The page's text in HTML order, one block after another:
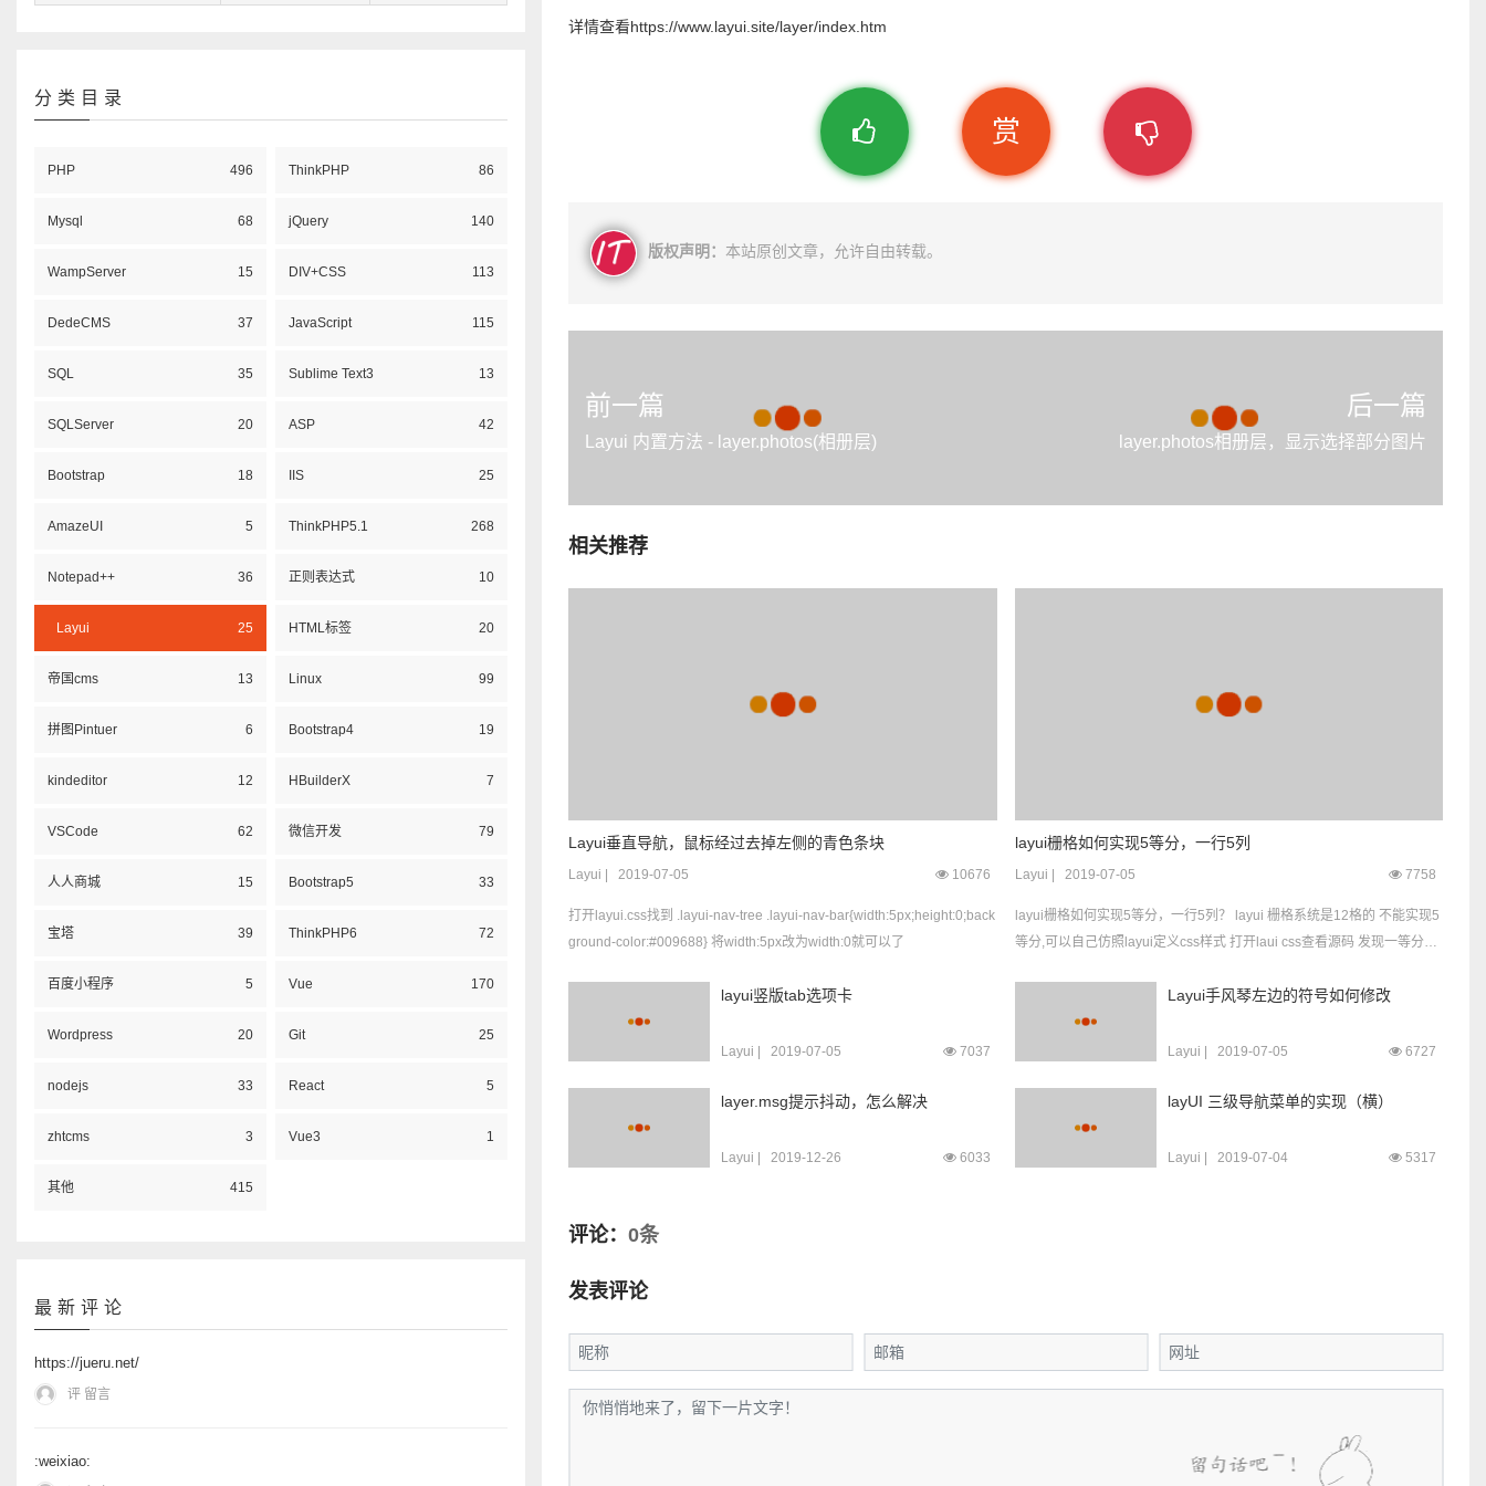
分类目录
PHP 496 ThinkPHP 86
Mysql 68 jQuery 140
WampServer 15 DIV+CSS 113
DedeCMS 37 JavaScript 115
SQL 35 Sublime Text3 13
SQLServer 20 ASP 42
Bootstrap 18 IIS 25
AmazeUI 5 ThinkPHP5.1 268
Notepad++ 36 正则表达式 10
Layui 25 HTML标签 20
帝国cms 13 Linux 99
拼图Pintuer 6 Bootstrap4 19
kindeditor 12 HBuilderX 7
VSCode 62 微信开发 79
人人商城 15 Bootstrap5 33
宝塔 39 ThinkPHP6 72
百度小程序 5 Vue 170
Wordpress 20 Git 25
nodejs 33 React 5
zhtcms 3 Vue3 1
其他 415
最新评论
https://jueru.net/
评 留言
:weixiao:
详情查看https://www.layui.site/layer/index.htm
赏
版权声明： 本站原创文章，允许自由转载。
前一篇
Layui 内置方法 - layer.photos(相册层)
后一篇
layer.photos相册层，显示选择部分图片
相关推荐
Layui垂直导航，鼠标经过去掉左侧的青色条块
Layui 2019-07-05 10676
打开layui.css找到 .layui-nav-tree .layui-nav-bar{width:5px;height:0;back
ground-color:#009688} 将width:5px改为width:0就可以了
layui栅格如何实现5等分，一行5列
Layui 2019-07-05 7758
layui栅格如何实现5等分，一行5列？ layui 栅格系统是12格的 不能实现5
等分,可以自己仿照layui定义css样式 打开laui css查看源码 发现一等分是
5等分，12格，大概每列占比是1...
layui竖版tab选项卡
Layui 2019-07-05 7037
Layui手风琴左边的符号如何修改
Layui 2019-07-05 6727
layer.msg提示抖动，怎么解决
Layui 2019-12-26 6033
layUI 三级导航菜单的实现（横）
Layui 2019-07-04 5317
评论： 0条
发表评论